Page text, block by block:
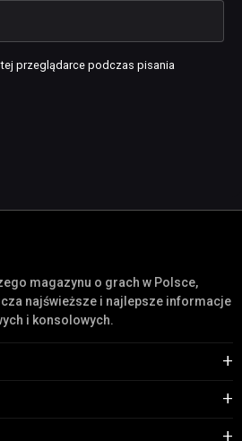
przeglądarce podczas pisania
magazynu o grach w Polsce,
najświeższe i najlepsze informacje
i konsolowych.